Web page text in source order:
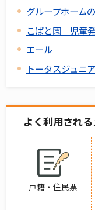
グループホーム
こばと園 児童
エール
トータスジュニ
よく利用され
戸籍・住民票